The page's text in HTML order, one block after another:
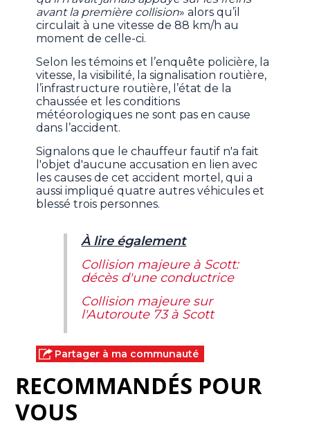
avant la première collision» alors qu’il
circulait à une vitesse de 88 km/h au
moment de celle-ci.
Selon les témoins et l’enquête policière, la
vitesse, la visibilité, la signalisation routière,
l’infrastructure routière, l’état de la
chaussée et les conditions
météorologiques ne sont pas en cause
dans l’accident.
Signalons que le chauffeur fautif n'a fait
l'objet d'aucune accusation en lien avec
les causes de cet accident mortel, qui a
aussi impliqué quatre autres véhicules et
blessé trois personnes.
À lire également
Collision majeure à Scott:
décès d'une conductrice
Collision majeure sur
l'Autoroute 73 à Scott
Partager à ma communauté
RECOMMANDÉS POUR
VOUS